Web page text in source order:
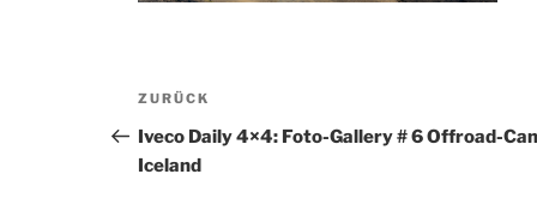
Beitragsnavigation
Vorheriger
Beitrag
ZURÜCK
Iveco Daily 4×4: Foto-Gallery # 6 Offroad-
Iceland